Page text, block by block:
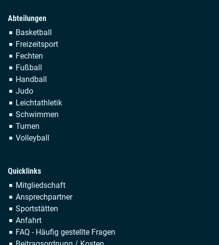
Abteilungen
Navigation
überspringen
Basketball
Freizeitsport
Fechten
Fußball
Handball
Judo
Leichtathletik
Schwimmen
Turnen
Volleyball
Quicklinks
Navigation
überspringen
Mitgliedschaft
Ansprechpartner
Sportstätten
Anfahrt
FAQ - Häufig gestellte Fragen